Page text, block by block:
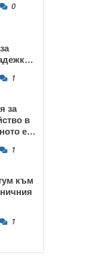
0
и го
1
за
в
е
са1
към
1